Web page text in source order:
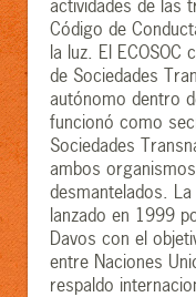
actividades de las
Código de
la luz. El
de Sociedades
autónomo dentro
funcionó como
Sociedades
ambos
desmantelados.
lanzado en 1999
Davos con el
entre Naciones
respaldo